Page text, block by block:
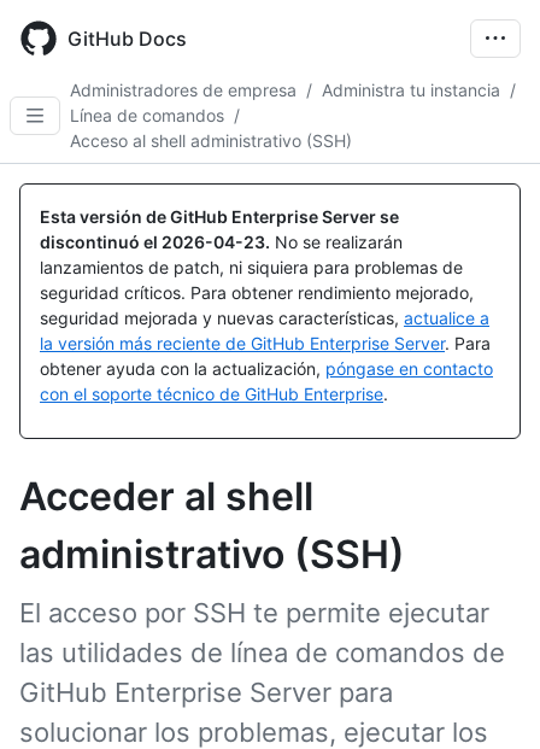
main
GitHub Docs
Administradores de empresa / Administra tu instancia /
Línea de comandos /
Acceso al shell administrativo (SSH)
Esta versión de GitHub Enterprise Server se
discontinuó el 2026-04-23. No se realizarán
lanzamientos de patch, ni siquiera para problemas de
seguridad críticos. Para obtener rendimiento mejorado,
seguridad mejorada y nuevas características, actualice a
la versión más reciente de GitHub Enterprise Server. Para
obtener ayuda con la actualización, póngase en contacto
con el soporte técnico de GitHub Enterprise.
Acceder al shell
administrativo (SSH)
El acceso por SSH te permite ejecutar
las utilidades de línea de comandos de
GitHub Enterprise Server para
solucionar los problemas, ejecutar los